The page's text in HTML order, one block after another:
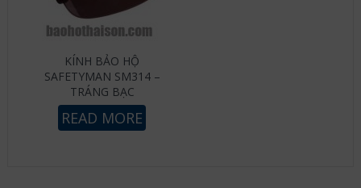
KÍNH BẢO HỘ
SAFETYMAN SM314 –
TRÁNG BẠC
READ MORE